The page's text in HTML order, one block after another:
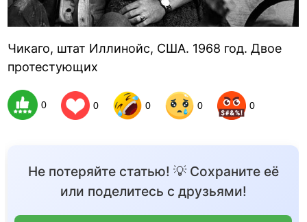
Чикаго, штат Иллинойс, США. 1968 год. Двое
протестующих
0 0 0 0 0
Не потеряйте статью! 💡 Сохраните её
или поделитесь с друзьями!